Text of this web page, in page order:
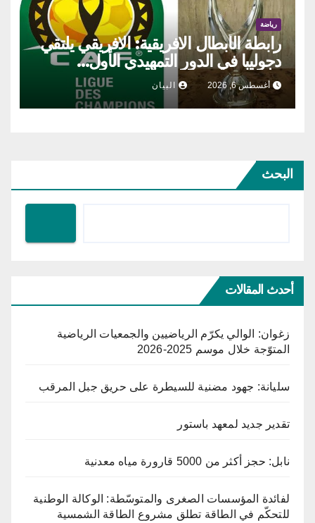
رياضة
رابطة الأبطال الافريقية: الافريقي يلتقي
دجوليبا في الدور التمهيدي الأول…
أغسطس 6, 2026 البيان
البحث
أحدث المقالات
زغوان: الوالي يكرّم الرياضيين والجمعيات الرياضية
المتوّجة خلال موسم 2025-2026
سليانة: جهود مضنية للسيطرة على حريق جبل المرقب
تقدير جديد لمعهد باستور
نابل: حجز أكثر من 5000 قارورة مياه معدنية
لفائدة المؤسسات الصغرى والمتوسّطة: الوكالة الوطنية
للتحكّم في الطاقة تطلق مشروع الطاقة الشمسية